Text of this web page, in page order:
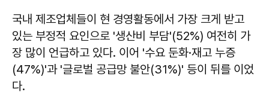
국내 제조업체들이 현 경영활동에서 가장 크게 받고
있는 부정적 요인으로 '생산비 부담'(52%) 여전히 가
장 많이 언급하고 있다. 이어 '수요 둔화·재고 누증
(47%)'과 '글로벌 공급망 불안(31%)' 등이 뒤를 이었
다.